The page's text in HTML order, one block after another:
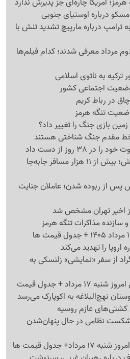
ترامپ درباره مارپیچ تشدید تنش با
مرداد معرفی شدند؛ کدام فیلم‌ها
به ناتوی اسلامی
بازی جنگ را تغییر داد؟
خط مقدم جنگ شناختی هستند
38 روز از دست داد
رشد 15 درصدی سفر به کیش؛ بیش از 11 هزار مسافر جابه‌جا
از ربوده شدن؛ عاملان جنایت
اخیر تهران مشخص شد
مذاکرات تنگه هرمز
اروپا را تهدید می‌کند
از سفر «نمایشی» زلنسکی به
+ جدول قیمت
نهج‌البلاغه به اکوپارک می‌رسد
کشتی‌های عازم روسیه
نظامی در حال پنهان‌شدن
جدول قیمت ها